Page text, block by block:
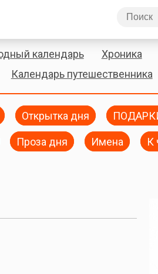
календарь Хроника
Календарь путешественника
Открытка дня
Проза дня Имена К